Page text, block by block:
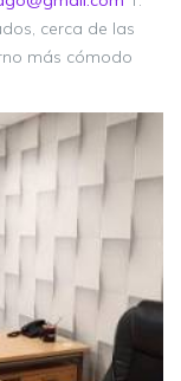
cerca de las
más cómodo